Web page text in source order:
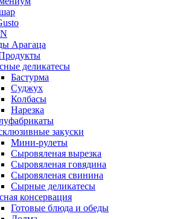
Арагаца
деликатесы
Бастурма
Суджух
Колбасы
Нарезка
закуски
Мини-рулеты
Сыровяленая вырезка
Сыровяленая говядина
Сыровяленая свинина
Сырные деликатесы
консервация
Готовые блюда и обеды